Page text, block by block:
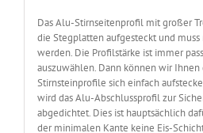
Das Alu-Stirnseitenprofil mit großer
die Stegplatten aufgesteckt und
werden. Die Profilstärke ist immer
auszuwählen. Dann können wir
Stirnsteinprofile sich einfach
wird das Alu-Abschlussprofil zur
abgedichtet. Dies ist hauptsächlich
der minimalen Kante keine Eis-